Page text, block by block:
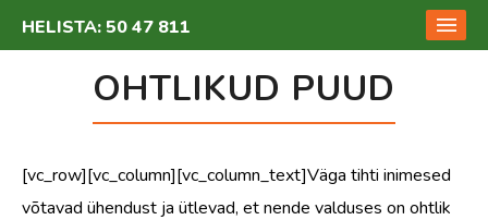
HELISTA: 50 47 811
OHTLIKUD PUUD
[vc_row][vc_column][vc_column_text]Väga tihti inimesed
võtavad ühendust ja ütlevad, et nende valduses on ohtlik